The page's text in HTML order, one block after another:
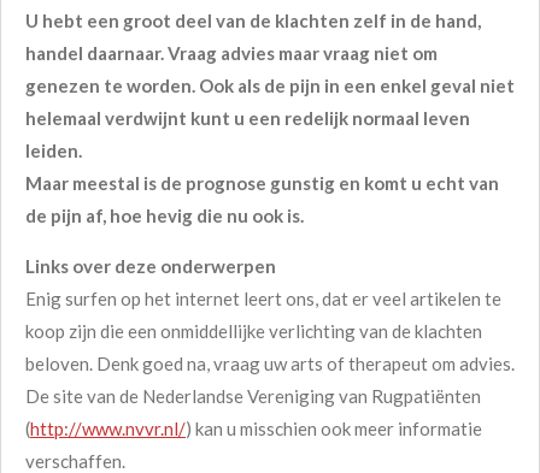
U hebt een groot deel van de klachten zelf in de hand,
handel daarnaar. Vraag advies maar vraag niet om
genezen te worden. Ook als de pijn in een enkel geval niet
helemaal verdwijnt kunt u een redelijk normaal leven
leiden.
Maar meestal is de prognose gunstig en komt u echt van
de pijn af, hoe hevig die nu ook is.
Links over deze onderwerpen
Enig surfen op het internet leert ons, dat er veel artikelen te
koop zijn die een onmiddellijke verlichting van de klachten
beloven. Denk goed na, vraag uw arts of therapeut om advies.
De site van de Nederlandse Vereniging van Rugpatiënten
(http://www.nvvr.nl/) kan u misschien ook meer informatie
verschaffen.